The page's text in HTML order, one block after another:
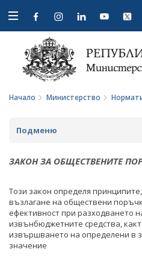
Open
navigation
Начало Министерство
Подменю
ЗА МИНИСТЕРСТВОТО
МИСИЯ И ЦЕЛИ
ИСТОРИЯ
СТРУКТУРА
ПОЛИТИЧЕСКИ КАБИНЕТ
НОРМАТИВНИ ДОКУМЕНТИ
ЗАКОН ЗА ОБЩЕСТВЕНИТЕ
Този закон определя
възлагане на обществени
ефективност при разходването
извънбюджетните средства,
извършването на определени в
значение